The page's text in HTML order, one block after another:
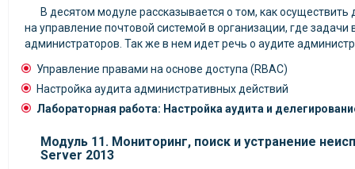
В десятом модуле рассказывается о том, как
на управление почтовой системой в организации, где задачи
администраторов. Так же в нем идет речь о аудите
Управление правами на основе доступа (RBAC)
Настройка аудита административных действий
Лабораторная работа: Настройка аудита и
Модуль 11. Мониторинг, поиск и устранение
Server 2013